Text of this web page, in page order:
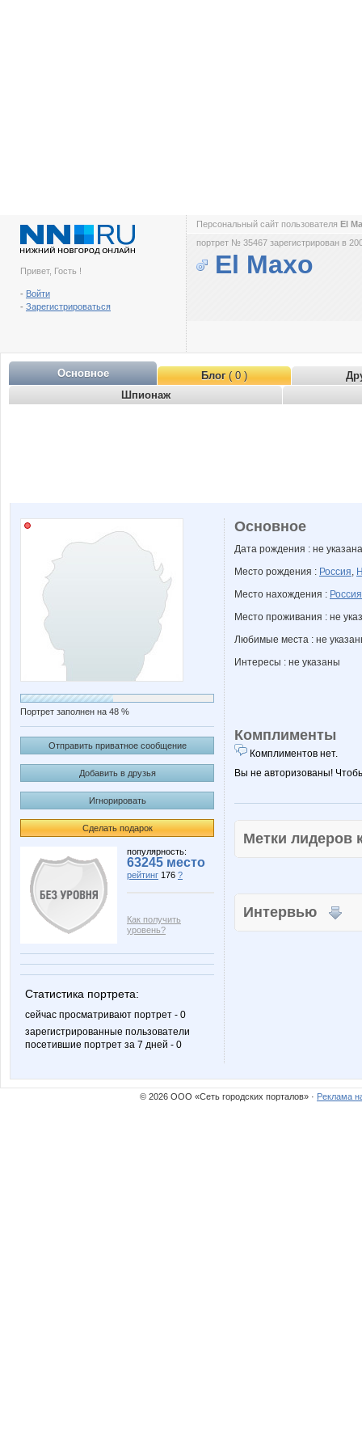
Привет, Гость !
- Войти
- Зарегистрироваться
Персональный сайт пользователя El
портрет № 35467 зарегистрирован в
El Maxo
Основное Блог( 0 )
Шпионаж
Портрет заполнен на 48 %
Отправить приватное сообщение
Добавить в друзья
Игнорировать
Сделать подарок
популярность:
63245 место
рейтинг 176 ?
Как получить
уровень?
Статистика портрета:
сейчас просматривают портрет - 0
зарегистрированные пользователи
посетившие портрет за 7 дней - 0
Основное
Дата рождения : не указана
Место рождения : Россия,
Место нахождения : Россия
Место проживания : не
Любимые места : не
Интересы : не указаны
Комплименты
Комплиментов нет.
Вы не авторизованы!
Метки
Интервью
© 2026 ООО «Сеть городских порталов» · Реклама